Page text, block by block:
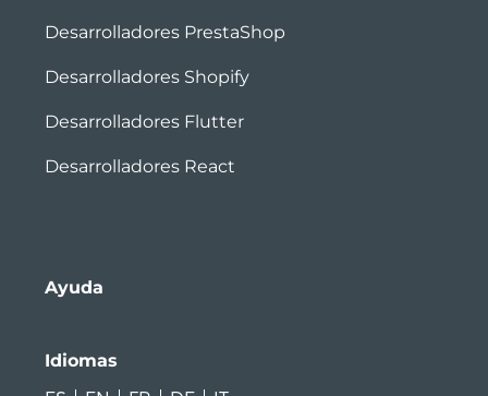
Desarrolladores PrestaShop
Desarrolladores Shopify
Desarrolladores Flutter
Desarrolladores React
Ayuda
Idiomas